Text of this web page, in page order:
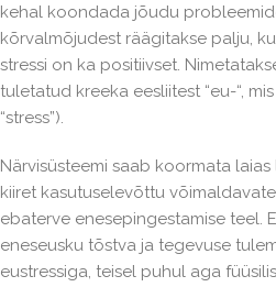
kehal koondada jõudu
kõrvalmõjudest räägitakse palju,
stressi on ka positiivset.
tuletatud kreeka eesliitest “eu-“,
“stress”).
Närvisüsteemi saab koormata
kiiret kasutuselevõttu
ebaterve enesepingestamise teel.
eneseusku tõstva ja tegevuse
eustressiga, teisel puhul aga